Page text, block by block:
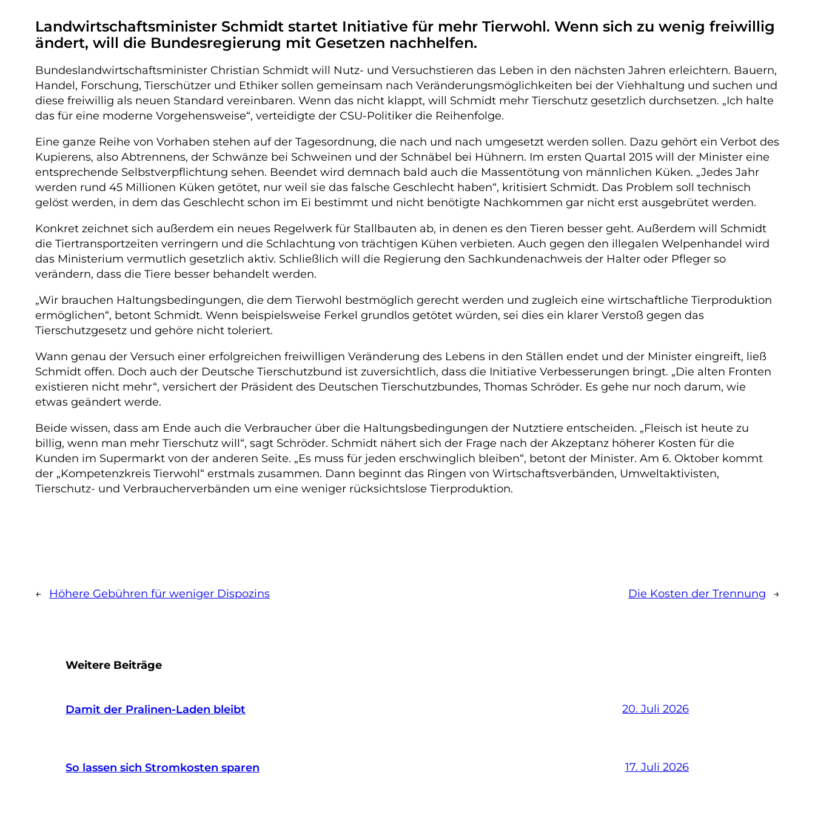
Landwirtschaftsminister Schmidt startet Initiative für mehr Tierwohl. Wenn sich zu wenig freiwillig
ändert, will die Bundesregierung mit Gesetzen nachhelfen.
Bundeslandwirtschaftsminister Christian Schmidt will Nutz- und Versuchstieren das Leben in den nächsten Jahren erleichtern. Bauern,
Handel, Forschung, Tierschützer und Ethiker sollen gemeinsam nach Veränderungsmöglichkeiten bei der Viehhaltung und suchen und
diese freiwillig als neuen Standard vereinbaren. Wenn das nicht klappt, will Schmidt mehr Tierschutz gesetzlich durchsetzen. „Ich halte
das für eine moderne Vorgehensweise“, verteidigte der CSU-Politiker die Reihenfolge.
Eine ganze Reihe von Vorhaben stehen auf der Tagesordnung, die nach und nach umgesetzt werden sollen. Dazu gehört ein Verbot des
Kupierens, also Abtrennens, der Schwänze bei Schweinen und der Schnäbel bei Hühnern. Im ersten Quartal 2015 will der Minister eine
entsprechende Selbstverpflichtung sehen. Beendet wird demnach bald auch die Massentötung von männlichen Küken. „Jedes Jahr
werden rund 45 Millionen Küken getötet, nur weil sie das falsche Geschlecht haben“, kritisiert Schmidt. Das Problem soll technisch
gelöst werden, in dem das Geschlecht schon im Ei bestimmt und nicht benötigte Nachkommen gar nicht erst ausgebrütet werden.
Konkret zeichnet sich außerdem ein neues Regelwerk für Stallbauten ab, in denen es den Tieren besser geht. Außerdem will Schmidt
die Tiertransportzeiten verringern und die Schlachtung von trächtigen Kühen verbieten. Auch gegen den illegalen Welpenhandel wird
das Ministerium vermutlich gesetzlich aktiv. Schließlich will die Regierung den Sachkundenachweis der Halter oder Pfleger so
verändern, dass die Tiere besser behandelt werden.
„Wir brauchen Haltungsbedingungen, die dem Tierwohl bestmöglich gerecht werden und zugleich eine wirtschaftliche Tierproduktion
ermöglichen“, betont Schmidt. Wenn beispielsweise Ferkel grundlos getötet würden, sei dies ein klarer Verstoß gegen das
Tierschutzgesetz und gehöre nicht toleriert.
Wann genau der Versuch einer erfolgreichen freiwilligen Veränderung des Lebens in den Ställen endet und der Minister eingreift, ließ
Schmidt offen. Doch auch der Deutsche Tierschutzbund ist zuversichtlich, dass die Initiative Verbesserungen bringt. „Die alten Fronten
existieren nicht mehr“, versichert der Präsident des Deutschen Tierschutzbundes, Thomas Schröder. Es gehe nur noch darum, wie
etwas geändert werde.
Beide wissen, dass am Ende auch die Verbraucher über die Haltungsbedingungen der Nutztiere entscheiden. „Fleisch ist heute zu
billig, wenn man mehr Tierschutz will“, sagt Schröder. Schmidt nähert sich der Frage nach der Akzeptanz höherer Kosten für die
Kunden im Supermarkt von der anderen Seite. „Es muss für jeden erschwinglich bleiben“, betont der Minister. Am 6. Oktober kommt
der „Kompetenzkreis Tierwohl“ erstmals zusammen. Dann beginnt das Ringen von Wirtschaftsverbänden, Umweltaktivisten,
Tierschutz- und Verbraucherverbänden um eine weniger rücksichtslose Tierproduktion.
← Höhere Gebühren für weniger Dispozins Die Kosten der Trennung →
Weitere Beiträge
Damit der Pralinen-Laden bleibt 20. Juli 2026
So lassen sich Stromkosten sparen 17. Juli 2026